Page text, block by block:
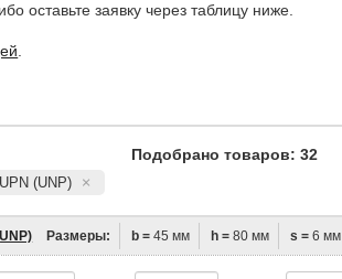
оставьте заявку через таблицу ниже.
Подобрано товаров: 32
(UNP)
Размеры: b = 45 мм h = 80 мм s = 6 мм